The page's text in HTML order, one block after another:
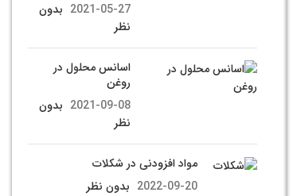
2021-05-27 بدون
نظر
اسانس محلول در
روغن
2021-09-08 بدون
نظر
مواد افزودنی در شکلات
2022-09-20 بدون نظر